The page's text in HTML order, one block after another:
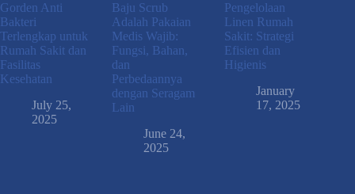
Gorden Anti
Bakteri
Terlengkap untuk
Rumah Sakit dan
Fasilitas
Kesehatan
July 25,
2025
Baju Scrub
Adalah Pakaian
Medis Wajib:
Fungsi, Bahan,
dan
Perbedaannya
dengan Seragam
Lain
June 24,
2025
Pengelolaan
Linen Rumah
Sakit: Strategi
Efisien dan
Higienis
January
17, 2025